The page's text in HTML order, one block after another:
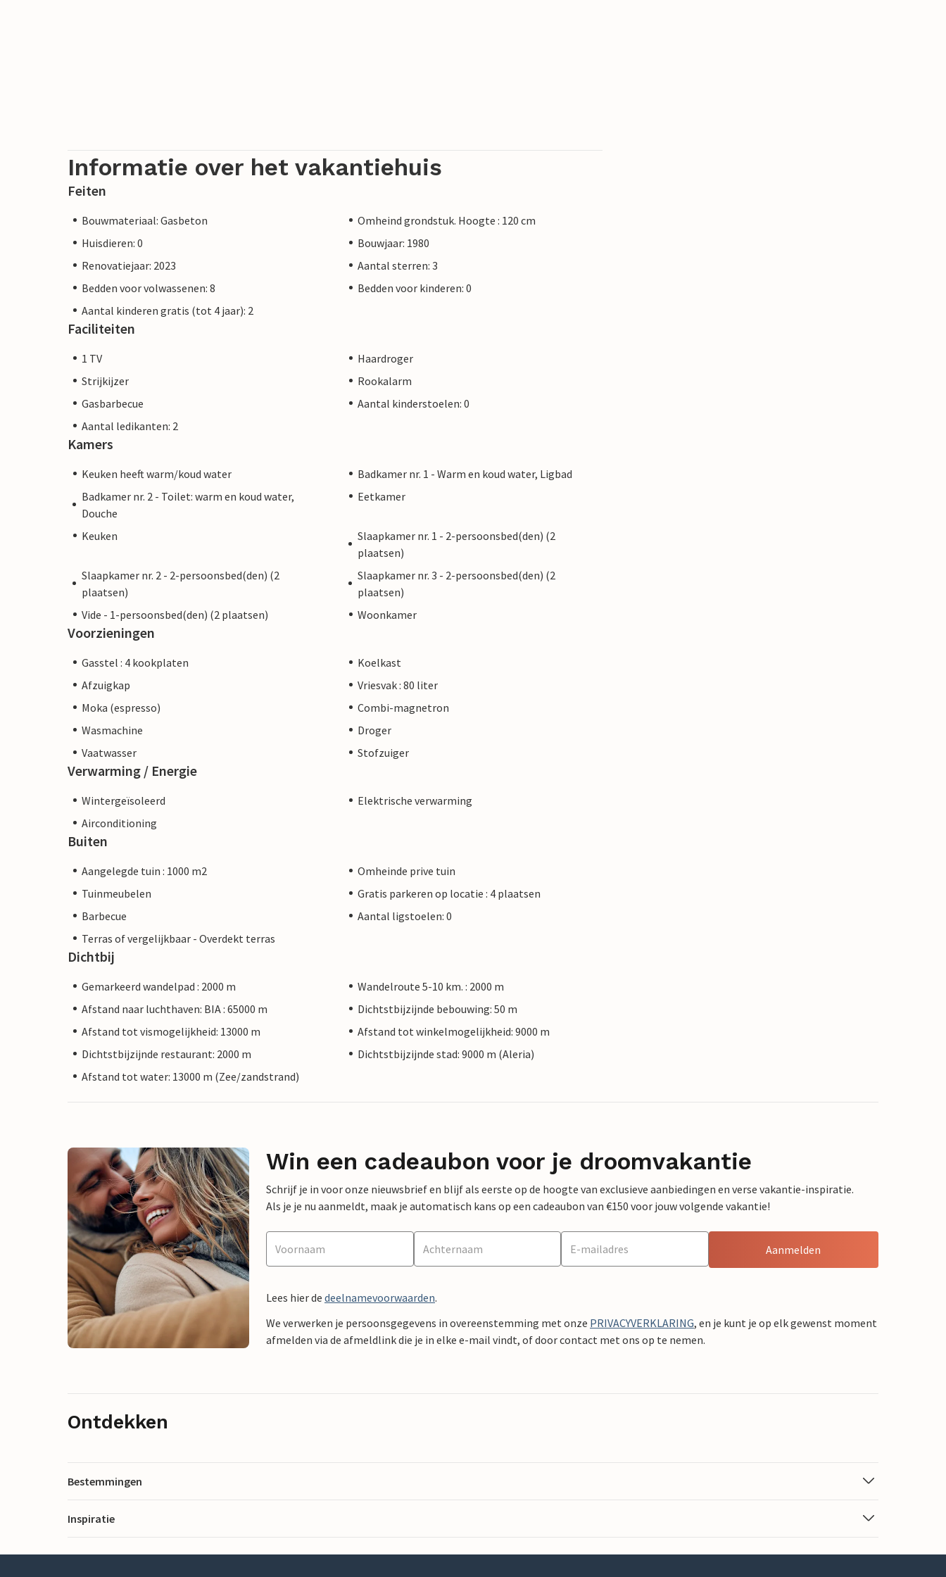
Informatie over het vakantiehuis
Feiten
Bouwmateriaal: Gasbeton
Omheind grondstuk. Hoogte : 120 cm
Huisdieren: 0
Bouwjaar: 1980
Renovatiejaar: 2023
Aantal sterren: 3
Bedden voor volwassenen: 8
Bedden voor kinderen: 0
Aantal kinderen gratis (tot 4 jaar): 2
Faciliteiten
1 TV
Haardroger
Strijkijzer
Rookalarm
Gasbarbecue
Aantal kinderstoelen: 0
Aantal ledikanten: 2
Kamers
Keuken heeft warm/koud water
Badkamer nr. 1 - Warm en koud water, Ligbad
Badkamer nr. 2 - Toilet: warm en koud water,
Douche
Eetkamer
Keuken
Slaapkamer nr. 1 - 2-persoonsbed(den) (2
plaatsen)
Slaapkamer nr. 2 - 2-persoonsbed(den) (2
plaatsen)
Slaapkamer nr. 3 - 2-persoonsbed(den) (2
plaatsen)
Vide - 1-persoonsbed(den) (2 plaatsen)
Woonkamer
Voorzieningen
Gasstel : 4 kookplaten
Koelkast
Afzuigkap
Vriesvak : 80 liter
Moka (espresso)
Combi-magnetron
Wasmachine
Droger
Vaatwasser
Stofzuiger
Verwarming / Energie
Wintergeïsoleerd
Elektrische verwarming
Airconditioning
Buiten
Aangelegde tuin : 1000 m2
Omheinde prive tuin
Tuinmeubelen
Gratis parkeren op locatie : 4 plaatsen
Barbecue
Aantal ligstoelen: 0
Terras of vergelijkbaar - Overdekt terras
Dichtbij
Gemarkeerd wandelpad : 2000 m
Wandelroute 5-10 km. : 2000 m
Afstand naar luchthaven: BIA : 65000 m
Dichtstbijzijnde bebouwing: 50 m
Afstand tot vismogelijkheid: 13000 m
Afstand tot winkelmogelijkheid: 9000 m
Dichtstbijzijnde restaurant: 2000 m
Dichtstbijzijnde stad: 9000 m (Aleria)
Afstand tot water: 13000 m (Zee/zandstrand)
Win een cadeaubon voor je droomvakantie
Schrijf je in voor onze nieuwsbrief en blijf als eerste op de hoogte van exclusieve aanbiedingen en verse vakantie-inspiratie.
Als je je nu aanmeldt, maak je automatisch kans op een cadeaubon van €150 voor jouw volgende vakantie!
Aanmelden
Lees hier de deelnamevoorwaarden.
We verwerken je persoonsgegevens in overeenstemming met onze PRIVACYVERKLARING, en je kunt je op elk gewenst moment
afmelden via de afmeldlink die je in elke e-mail vindt, of door contact met ons op te nemen.
Ontdekken
Bestemmingen
Inspiratie